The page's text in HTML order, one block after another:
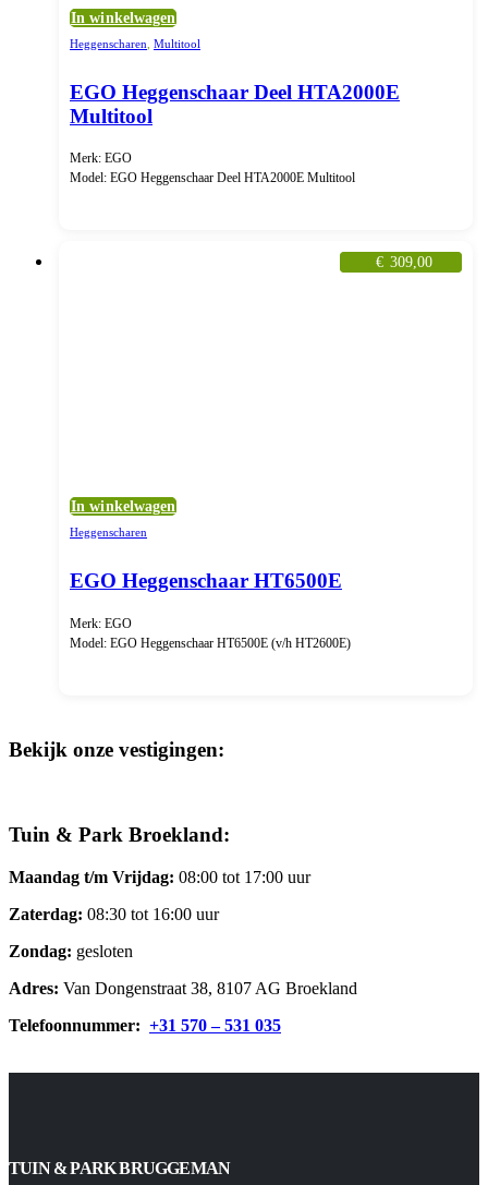
In winkelwagen
Heggenscharen Multitool
EGO Heggenschaar Deel HTA2000E
Multitool
Merk: EGO
Model: EGO Heggenschaar Deel HTA2000E Multitool
€ 309,00
In winkelwagen
Heggenscharen
EGO Heggenschaar HT6500E
Merk: EGO
Model: EGO Heggenschaar HT6500E (v/h HT2600E)
Bekijk onze vestigingen:
Tuin & Park Broekland:
Maandag t/m Vrijdag: 08:00 tot 17:00 uur
Zaterdag: 08:30 tot 16:00 uur
Zondag: gesloten
Adres: Van Dongenstraat 38, 8107 AG Broekland
Telefoonnummer: +31 570 – 531 035
TUIN & PARK BRUGGEMAN